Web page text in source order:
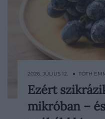
Ha két
teszünk a mikróba,
2026. JÚLIUS 12. ● TÓTH
Ezért
mikróban –